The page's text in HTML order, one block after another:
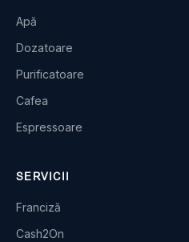
Apă
Dozatoare
Purificatoare
Cafea
Espressoare
SERVICII
Franciză
Cash2On